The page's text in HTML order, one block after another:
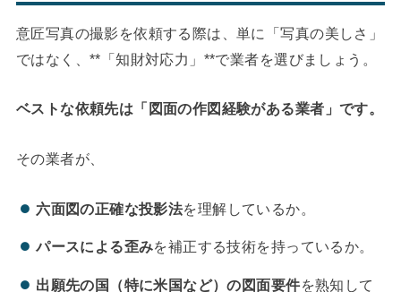
意匠写真の撮影を依頼する際は、単に「写真の美しさ」
ではなく、**「知財対応力」**で業者を選びましょう。
ベストな依頼先は「図面の作図経験がある業者」です。
その業者が、
六面図の正確な投影法を理解しているか。
パースによる歪みを補正する技術を持っているか。
出願先の国（特に米国など）の図面要件を熟知して